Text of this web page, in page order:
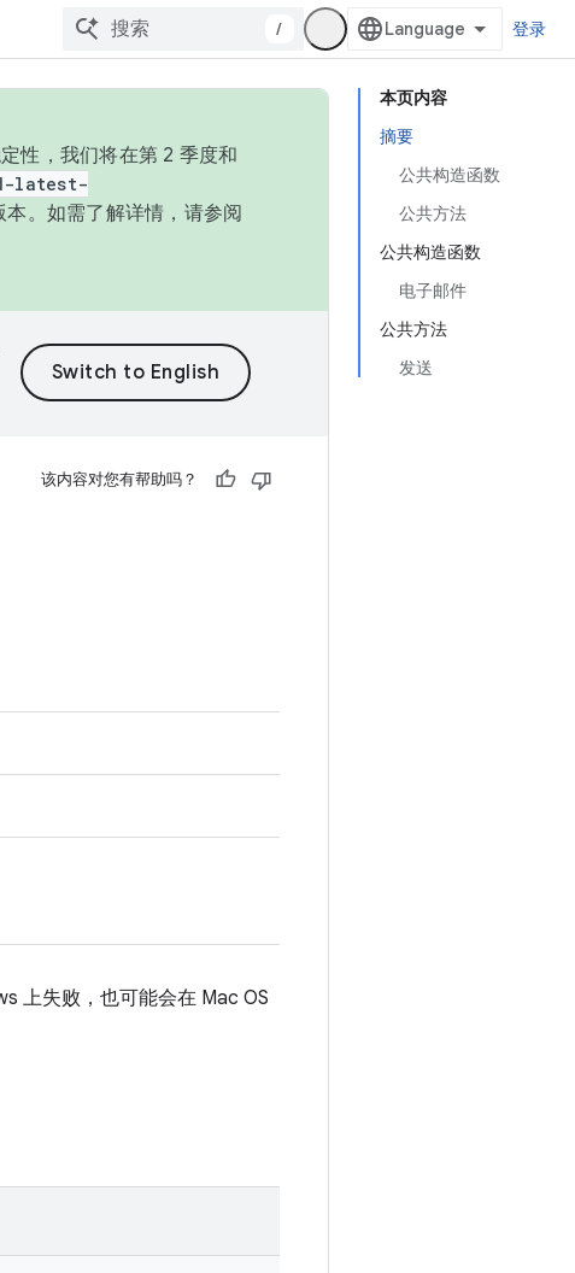
/ 登录
本页内容
摘要
公共构造函数
公共方法
公共构造函数
电子邮件
公共方法
发送
性，我们将在第 2 季度和
latest-
。如需了解详情，请参阅
该内容对您有帮助吗？
上失败，也可能会在 Mac OS